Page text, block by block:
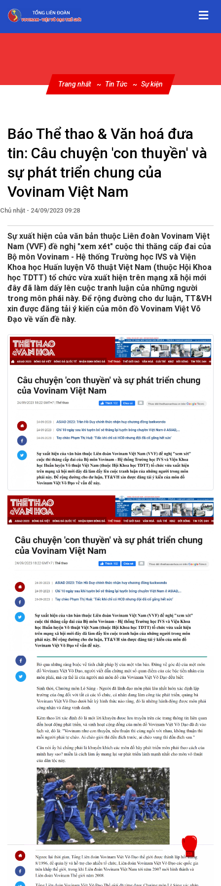
Trang nhất Tin Tức Sự kiện
Báo Thể thao & Văn hoá đưa
tin: Câu chuyện 'con thuyền' và
sự phát triển chung của
Vovinam Việt Nam
Chủ nhật - 24/09/2023 09:28
Sự xuất hiện của văn bản thuộc Liên đoàn Vovinam Việt
Nam (VVF) đề nghị "xem xét" cuộc thi thăng cấp đai của
Bộ môn Vovinam - Hệ thống Trường học IVS và Viện
Khoa học Huấn luyện Võ thuật Việt Nam (thuộc Hội Khoa
học TDTT) tổ chức vừa xuất hiện trên mạng xã hội mới
đây đã làm dấy lên cuộc tranh luận của những người
trong môn phái này. Để rộng đường cho dư luận, TT&VH
xin được đăng tải ý kiến của môn đồ Vovinam Việt Võ
Đạo về vấn đề này.